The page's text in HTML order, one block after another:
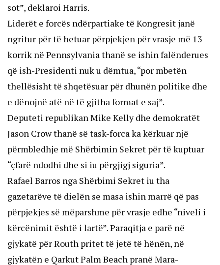
sot”, deklaroi Harris.
Liderët e forcës ndërpartiake të Kongresit janë
ngritur për të hetuar përpjekjen për vrasje më 13
korrik në Pennsylvania thanë se ishin falënderues
që ish-Presidenti nuk u dëmtua, “por mbetën
thellësisht të shqetësuar për dhunën politike dhe
e dënojnë atë në të gjitha format e saj”.
Deputeti republikan Mike Kelly dhe demokratët
Jason Crow thanë së task-forca ka kërkuar një
përmbledhje më Shërbimin Sekret për të kuptuar
“çfarë ndodhi dhe si iu përgjigj siguria”.
Rafael Barros nga Shërbimi Sekret iu tha
gazetarëve të dielën se masa ishin marrë që pas
përpjekjes së mëparshme për vrasje edhe “niveli i
kërcënimit është i lartë”. Paraqitja e parë në
gjykatë për Routh pritet të jetë të hënën, në
gjykatën e Qarkut Palm Beach pranë Mara-